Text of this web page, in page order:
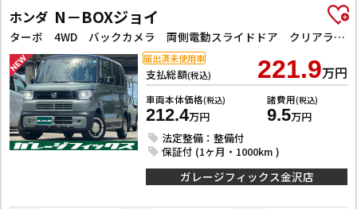
ホンダ N－BOXジョイ
ターボ 4WD バックカメラ 両側電動スライドドア クリアランスソナー オートクルーズコントロール レーンアシスト 衝突被害軽減システム オートライト LEDヘッドランプ スマートキー アイドリングストップ
支払総額(税込) 221.9万円
車両本体価格(税込)
212.4万円
諸費用(税込)
9.5万円
法定整備：整備付
保証付 (1ヶ月・1000km )
届出済未使用車
ガレージフィックス金沢店